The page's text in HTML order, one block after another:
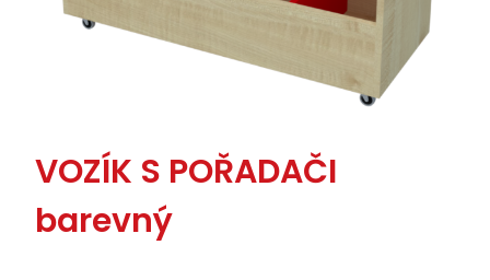
VOZÍK S POŘADAČI
barevný